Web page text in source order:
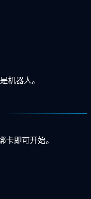
机器人。
即可开始。